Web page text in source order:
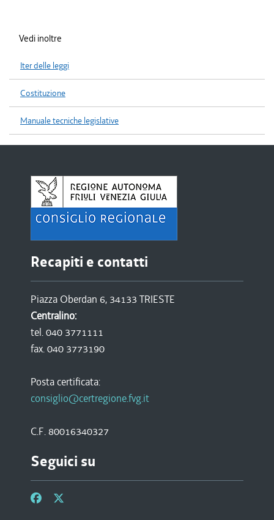
Vedi inoltre
Iter delle leggi
Costituzione
Manuale tecniche legislative
Recapiti e contatti
Piazza Oberdan 6, 34133 TRIESTE
Centralino:
tel. 040 3771111
fax. 040 3773190
Posta certificata:
consiglio@certregione.fvg.it
C.F. 80016340327
Seguici su